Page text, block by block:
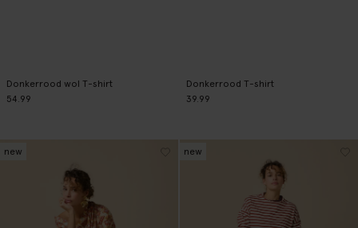
Donkerrood wol T-shirt
54.99
Donkerrood T-shirt
39.99
new new